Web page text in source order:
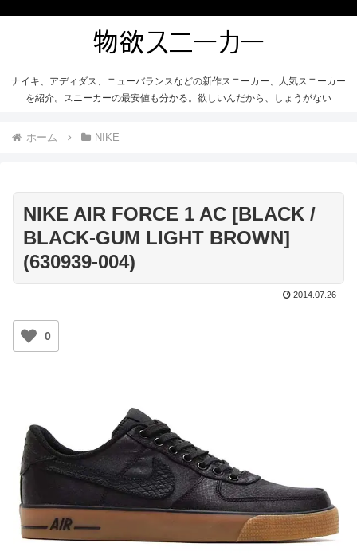
ナイキ、アディダス、ニューバランスなどの新作スニーカー、人気スニーカー
を紹介。スニーカーの最安値も分かる。欲しいんだから、しょうがない
ホーム NIKE
NIKE AIR FORCE 1 AC [BLACK /
BLACK-GUM LIGHT BROWN]
(630939-004)
2014.07.26
0